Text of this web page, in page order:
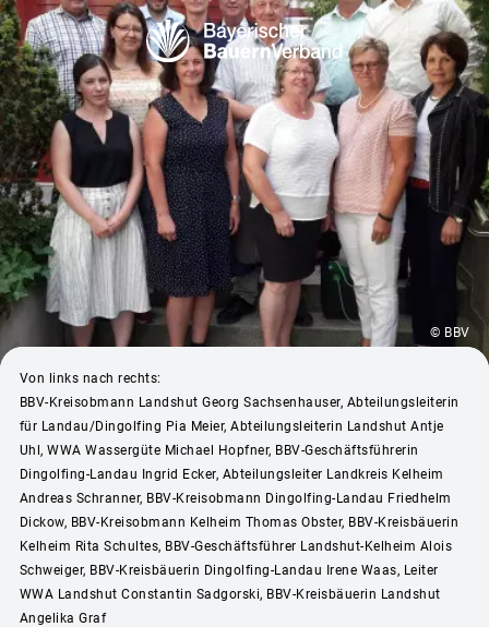
© BBV
Von links nach rechts:
BBV-Kreisobmann Landshut Georg Sachsenhauser, Abteilungsleiterin
für Landau/Dingolfing Pia Meier, Abteilungsleiterin Landshut Antje
Uhl, WWA Wassergüte Michael Hopfner, BBV-Geschäftsführerin
Dingolfing-Landau Ingrid Ecker, Abteilungsleiter Landkreis Kelheim
Andreas Schranner, BBV-Kreisobmann Dingolfing-Landau Friedhelm
Dickow, BBV-Kreisobmann Kelheim Thomas Obster, BBV-Kreisbäuerin
Kelheim Rita Schultes, BBV-Geschäftsführer Landshut-Kelheim Alois
Schweiger, BBV-Kreisbäuerin Dingolfing-Landau Irene Waas, Leiter
WWA Landshut Constantin Sadgorski, BBV-Kreisbäuerin Landshut
Angelika Graf